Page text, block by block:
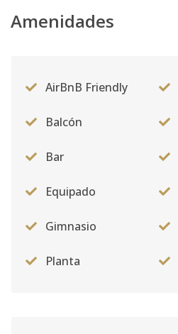
Amenidades
AirBnB Friendly
Balcón
Bar
Equipado
Gimnasio
Planta